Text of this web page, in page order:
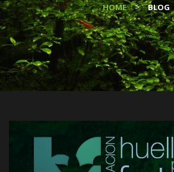
HOME > BLOG